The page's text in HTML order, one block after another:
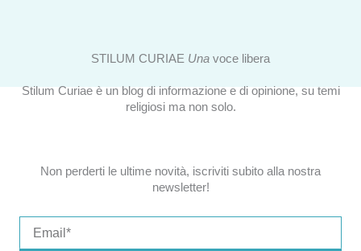
STILUM CURIAE Una voce libera
Stilum Curiae è un blog di informazione e di opinione, su temi
religiosi ma non solo.
Non perderti le ultime novità, iscriviti subito alla nostra
newsletter!